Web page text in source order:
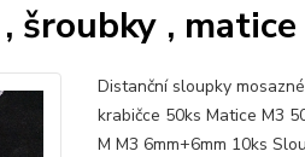
, matice
Distanční sloupky
krabičce 50ks Matice M3
M M3 6mm+6mm 10ks